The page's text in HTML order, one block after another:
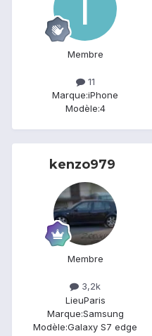
Membre
11
Marque:iPhone
Modèle:4
kenzo979
Membre
3,2k
LieuParis
Marque:Samsung
Modèle:Galaxy S7 edge